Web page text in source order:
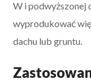
W i podwyższonej
wyprodukować
dachu lub gruntu.